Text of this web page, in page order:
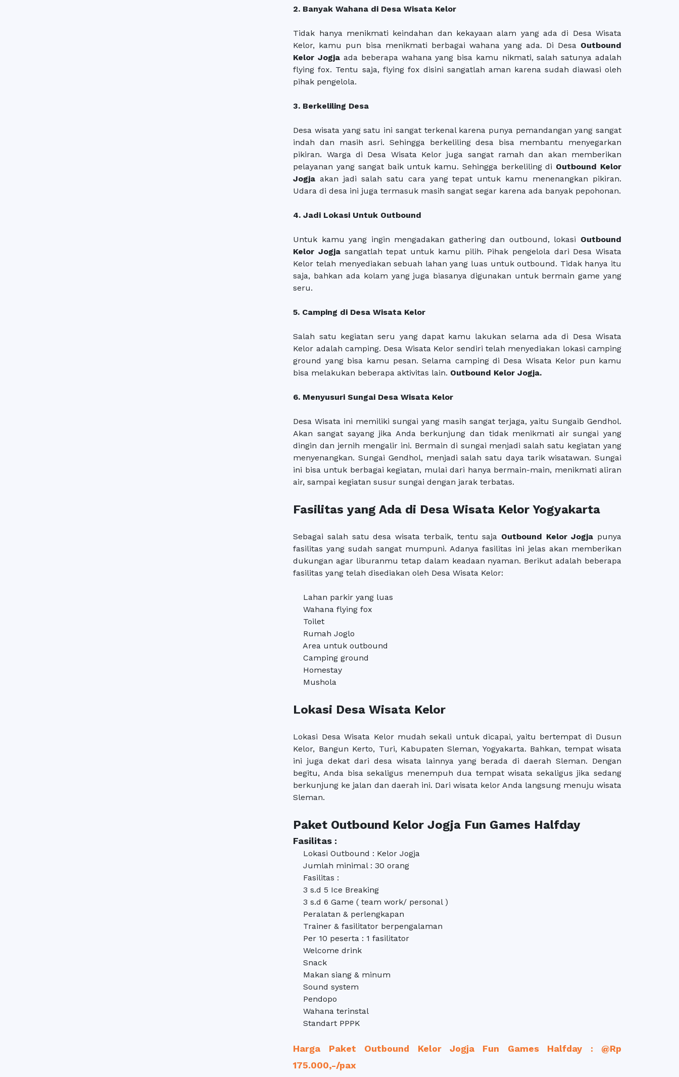
2. Banyak Wahana di Desa Wisata Kelor
Tidak hanya menikmati keindahan dan kekayaan alam yang ada di Desa Wisata
Kelor, kamu pun bisa menikmati berbagai wahana yang ada. Di Desa Outbound
Kelor Jogja ada beberapa wahana yang bisa kamu nikmati, salah satunya adalah
flying fox. Tentu saja, flying fox disini sangatlah aman karena sudah diawasi oleh
pihak pengelola.
3. Berkeliling Desa
Desa wisata yang satu ini sangat terkenal karena punya pemandangan yang sangat
indah dan masih asri. Sehingga berkeliling desa bisa membantu menyegarkan
pikiran. Warga di Desa Wisata Kelor juga sangat ramah dan akan memberikan
pelayanan yang sangat baik untuk kamu. Sehingga berkeliling di Outbound Kelor
Jogja akan jadi salah satu cara yang tepat untuk kamu menenangkan pikiran.
Udara di desa ini juga termasuk masih sangat segar karena ada banyak pepohonan.
4. Jadi Lokasi Untuk Outbound
Untuk kamu yang ingin mengadakan gathering dan outbound, lokasi Outbound
Kelor Jogja sangatlah tepat untuk kamu pilih. Pihak pengelola dari Desa Wisata
Kelor telah menyediakan sebuah lahan yang luas untuk outbound. Tidak hanya itu
saja, bahkan ada kolam yang juga biasanya digunakan untuk bermain game yang
seru.
5. Camping di Desa Wisata Kelor
Salah satu kegiatan seru yang dapat kamu lakukan selama ada di Desa Wisata
Kelor adalah camping. Desa Wisata Kelor sendiri telah menyediakan lokasi camping
ground yang bisa kamu pesan. Selama camping di Desa Wisata Kelor pun kamu
bisa melakukan beberapa aktivitas lain. Outbound Kelor Jogja.
6. Menyusuri Sungai Desa Wisata Kelor
Desa Wisata ini memiliki sungai yang masih sangat terjaga, yaitu Sungaib Gendhol.
Akan sangat sayang jika Anda berkunjung dan tidak menikmati air sungai yang
dingin dan jernih mengalir ini. Bermain di sungai menjadi salah satu kegiatan yang
menyenangkan. Sungai Gendhol, menjadi salah satu daya tarik wisatawan. Sungai
ini bisa untuk berbagai kegiatan, mulai dari hanya bermain-main, menikmati aliran
air, sampai kegiatan susur sungai dengan jarak terbatas.
Fasilitas yang Ada di Desa Wisata Kelor Yogyakarta
Sebagai salah satu desa wisata terbaik, tentu saja Outbound Kelor Jogja punya
fasilitas yang sudah sangat mumpuni. Adanya fasilitas ini jelas akan memberikan
dukungan agar liburanmu tetap dalam keadaan nyaman. Berikut adalah beberapa
fasilitas yang telah disediakan oleh Desa Wisata Kelor:
Lahan parkir yang luas
Wahana flying fox
Toilet
Rumah Joglo
Area untuk outbound
Camping ground
Homestay
Mushola
Lokasi Desa Wisata Kelor
Lokasi Desa Wisata Kelor mudah sekali untuk dicapai, yaitu bertempat di Dusun
Kelor, Bangun Kerto, Turi, Kabupaten Sleman, Yogyakarta. Bahkan, tempat wisata
ini juga dekat dari desa wisata lainnya yang berada di daerah Sleman. Dengan
begitu, Anda bisa sekaligus menempuh dua tempat wisata sekaligus jika sedang
berkunjung ke jalan dan daerah ini. Dari wisata kelor Anda langsung menuju wisata
Sleman.
Paket Outbound Kelor Jogja Fun Games Halfday
Fasilitas :
Lokasi Outbound : Kelor Jogja
Jumlah minimal : 30 orang
Fasilitas :
3 s.d 5 Ice Breaking
3 s.d 6 Game ( team work/ personal )
Peralatan & perlengkapan
Trainer & fasilitator berpengalaman
Per 10 peserta : 1 fasilitator
Welcome drink
Snack
Makan siang & minum
Sound system
Pendopo
Wahana terinstal
Standart PPPK
Harga Paket Outbound Kelor Jogja Fun Games Halfday : @Rp
175.000,-/pax